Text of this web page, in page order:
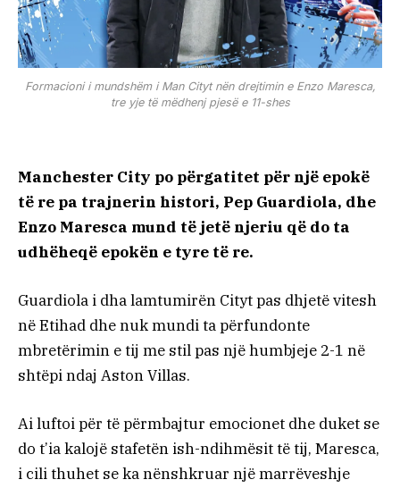
Formacioni i mundshëm i Man Cityt nën drejtimin e Enzo Maresca,
tre yje të mëdhenj pjesë e 11-shes
Manchester City po përgatitet për një epokë
të re pa trajnerin histori, Pep Guardiola, dhe
Enzo Maresca mund të jetë njeriu që do ta
udhëheqë epokën e tyre të re.
Guardiola i dha lamtumirën Cityt pas dhjetë vitesh
në Etihad dhe nuk mundi ta përfundonte
mbretërimin e tij me stil pas një humbjeje 2-1 në
shtëpi ndaj Aston Villas.
Ai luftoi për të përmbajtur emocionet dhe duket se
do t’ia kalojë stafetën ish-ndihmësit të tij, Maresca,
i cili thuhet se ka nënshkruar një marrëveshje